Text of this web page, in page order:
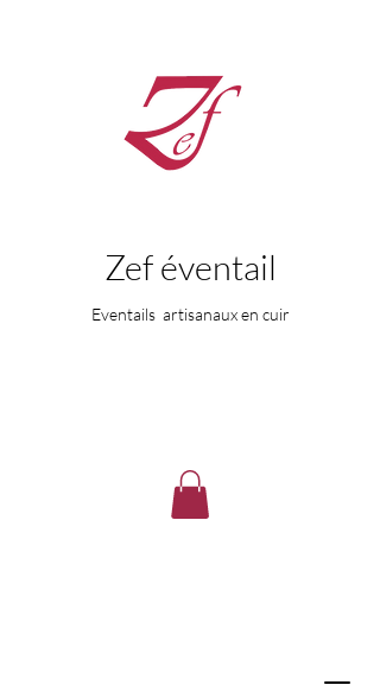
Zef éventail
Eventails artisanaux en cuir